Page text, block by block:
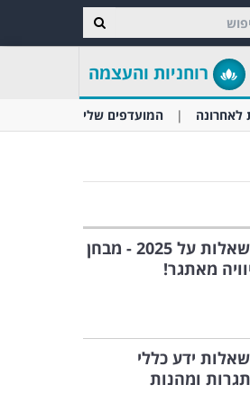
רוחניות והעצמה
לאחרונה המועדפים שלי
20 שאלות על 2025 - מבחן
מאתגר!
16 שאלות ידע כללי
ומהנות